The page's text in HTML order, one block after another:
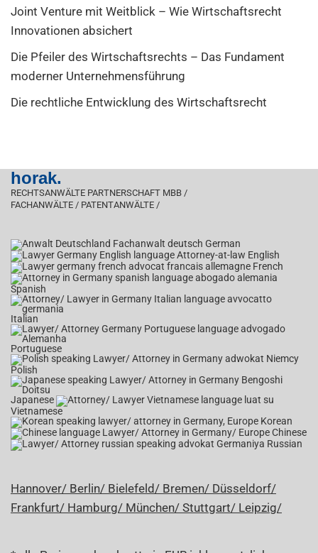
Joint Venture mit Weitblick – Wie Wirtschaftsrecht
Innovationen absichert
Die Pfeiler des Wirtschaftsrechts – Das Fundament
moderner Unternehmensführung
Die rechtliche Entwicklung des Wirtschaftsrecht
horak.
RECHTSANWÄLTE PARTNERSCHAFT MBB /
FACHANWÄLTE / PATENTANWÄLTE /
German
English
French
Spanish
Italian
Portuguese
Polish
Japanese
Vietnamese
Korean
Chinese
Russian
Hannover/ Berlin/ Bielefeld/ Bremen/ Düsseldorf/
Frankfurt/ Hamburg/ München/ Stuttgart/ Leipzig/